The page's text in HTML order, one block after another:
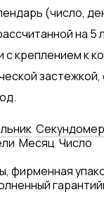
(число,
на
креплением к
Секундомер
Месяц Число
фирменная